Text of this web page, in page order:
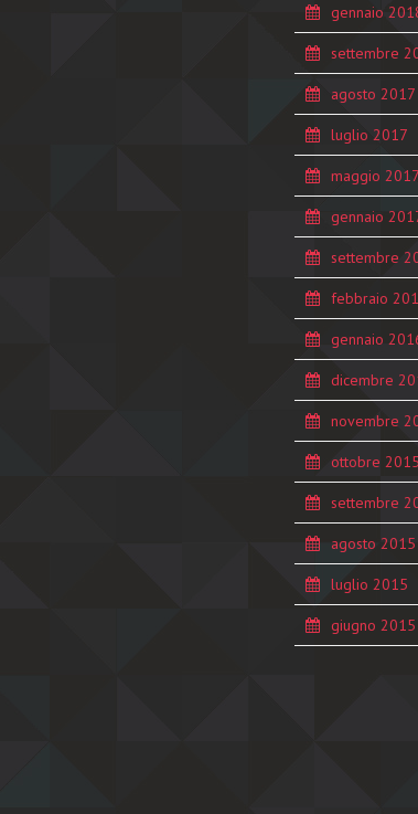
gennaio
settembre
agosto 2017
luglio 2017
maggio 2017
gennaio
settembre
febbraio
gennaio
dicembre
novembre
ottobre 2015
settembre
agosto 2015
luglio 2015
giugno 2015